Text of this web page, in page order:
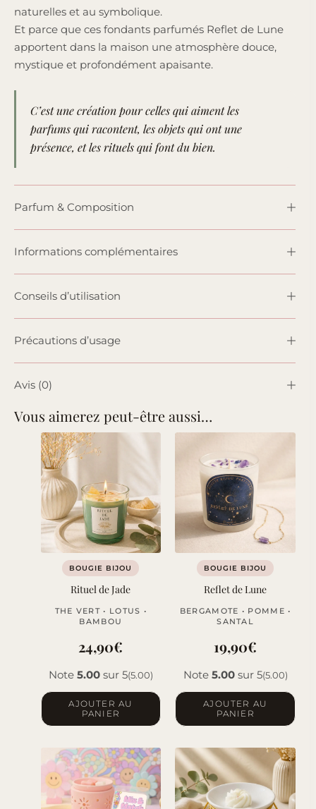
naturelles et au symbolique.
Et parce que ces fondants parfumés Reflet de Lune
apportent dans la maison une atmosphère douce,
mystique et profondément apaisante.
C’est une création pour celles qui aiment les
parfums qui racontent, les objets qui ont une
présence, et les rituels qui font du bien.
Parfum & Composition
Informations complémentaires
Conseils d’utilisation
Précautions d’usage
Avis (0)
Vous aimerez peut-être aussi…
BOUGIE BIJOU
Rituel de Jade
THE VERT • LOTUS •
BAMBOU
24,90€
Note 5.00sur 5(5.00)
AJOUTER AU
PANIER
BOUGIE BIJOU
Reflet de Lune
BERGAMOTE • POMME •
SANTAL
19,90€
Note 5.00sur 5(5.00)
AJOUTER AU
PANIER